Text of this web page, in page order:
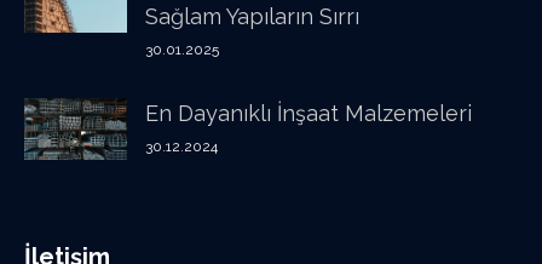
Sağlam Yapıların Sırrı
30.01.2025
En Dayanıklı İnşaat Malzemeleri
30.12.2024
İletişim